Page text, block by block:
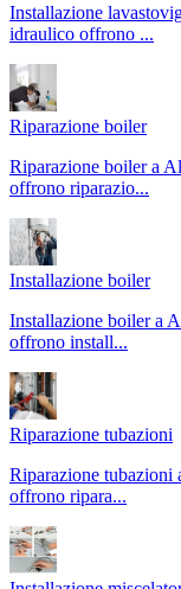
Installazione
idraulico offrono ...
Riparazione boiler
Riparazione boiler a
offrono riparazio...
Installazione boiler
Installazione boiler a
offrono install...
Riparazione tubazioni
Riparazione tubazioni
offrono ripara...